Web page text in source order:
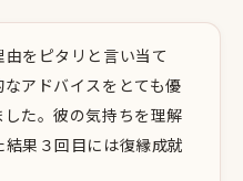
をピタリと言い当て
アドバイスをとても優
た。彼の気持ちを理解
果３回目には復縁成就